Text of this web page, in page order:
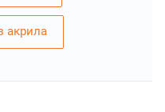
акрила